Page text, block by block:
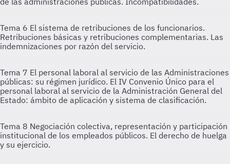
Tema 6 El sistema de retribuciones de los funcionarios.
Retribuciones básicas y retribuciones complementarias. Las
indemnizaciones por razón del servicio.
Tema 7 El personal laboral al servicio de las Administraciones
públicas: su régimen jurídico. El IV Convenio Único para el
personal laboral al servicio de la Administración General del
Estado: ámbito de aplicación y sistema de clasificación.
Tema 8 Negociación colectiva, representación y participación
institucional de los empleados públicos. El derecho de huelga
y su ejercicio.